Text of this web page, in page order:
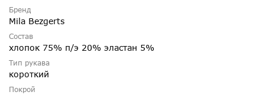
Бренд
Mila Bezgerts
Состав
хлопок 75% п/э 20% эластан 5%
Тип рукава
короткий
Покрой